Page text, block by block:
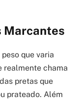
Marcantes
que varia
realmente chama
pretas que
prateado. Além